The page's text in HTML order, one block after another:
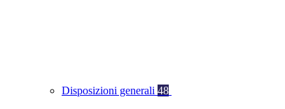
Disposizioni generali 48